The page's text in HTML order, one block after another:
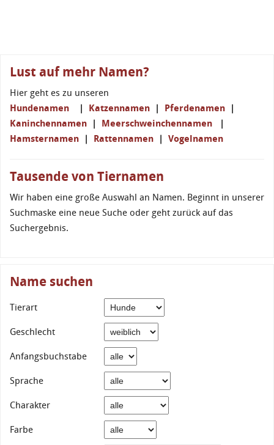
Lust auf mehr Namen?
Hier geht es zu unseren
Hundenamen | Katzennamen | Pferdenamen |
Kaninchennamen | Meerschweinchennamen |
Hamsternamen | Rattennamen | Vogelnamen
Tausende von Tiernamen
Wir haben eine große Auswahl an Namen. Beginnt in unserer
Suchmaske eine neue Suche oder geht zurück auf das
Suchergebnis.
Name suchen
Tierart
Geschlecht
Anfangsbuchstabe
Sprache
Charakter
Farbe